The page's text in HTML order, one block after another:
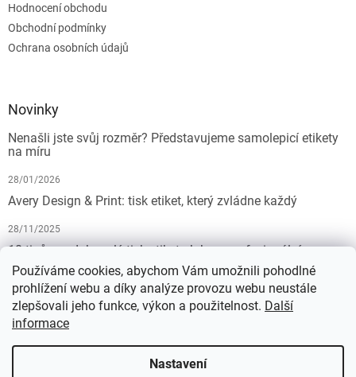
Používáme cookies, abychom Vám umožnili pohodlné
prohlížení webu a díky analýze provozu webu neustále
zlepšovali jeho funkce, výkon a použitelnost. Další
informace
Nastavení
Hodnocení obchodu
Obchodní podmínky
Ochrana osobních údajů
Novinky
Nenašli jste svůj rozměr? Představujeme samolepicí etikety
na míru
28/01/2026
Avery Design & Print: tisk etiket, který zvládne každý
28/11/2025
10 tipů pro dokonalý tisk etiket: Jak na profesionální
výsledek bez starostí
19/07/2025